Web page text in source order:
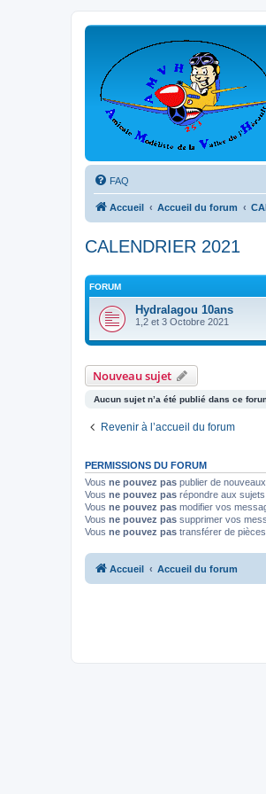
FAQ
Accueil Accueil du forum
CALENDRIER 2021
FORUM
Hydralagou 10ans
1,2 et 3 Octobre 2021
Nouveau sujet
Aucun sujet n’a été publié dans ce
Revenir à l’accueil du forum
PERMISSIONS DU FORUM
Vous ne pouvez pas publier de
Vous ne pouvez pas répondre aux
Vous ne pouvez pas modifier vos
Vous ne pouvez pas supprimer vos
Vous ne pouvez pas transférer de
Accueil Accueil du forum